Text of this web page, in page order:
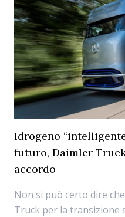
Idrogeno
futuro, Daimler
accordo
Non si può certo dire
Truck per la transizione